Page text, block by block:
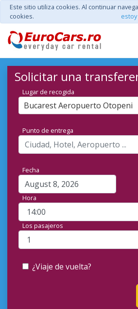
Este sitio utiliza cookies. Al continuar
cookies.
Solicitar una
Lugar de recogida
Bucarest Aeropuerto Otopeni
Punto de entrega
Fecha
Hora
Los pasajeros
¿Viaje de vuelta?